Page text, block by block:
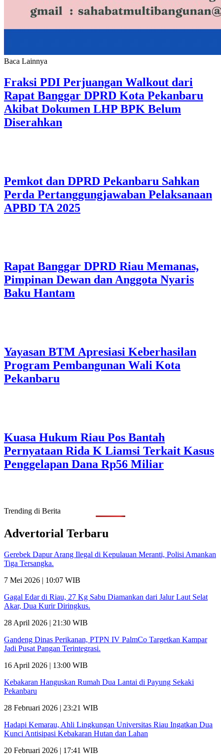
Baca Lainnya
Fraksi PDI Perjuangan Walkout dari
Rapat Banggar DPRD Kota Pekanbaru
Akibat Dokumen LHP BPK Belum
Diserahkan
Pemkot dan DPRD Pekanbaru Sahkan
Perda Pertanggungjawaban Pelaksanaan
APBD TA 2025
Rapat Banggar DPRD Riau Memanas,
Pimpinan Dewan dan Anggota Nyaris
Baku Hantam
Yayasan BTM Apresiasi Keberhasilan
Program Pembangunan Wali Kota
Pekanbaru
Kuasa Hukum Riau Pos Bantah
Pernyataan Rida K Liamsi Terkait Kasus
Penggelapan Dana Rp56 Miliar
Trending di Berita
Advertorial Terbaru
Gerebek Dapur Arang Ilegal di Kepulauan Meranti, Polisi Amankan
Tiga Tersangka.
7 Mei 2026 | 10:07 WIB
Gagal Edar di Riau, 27 Kg Sabu Diamankan dari Jalur Laut Selat
Akar, Dua Kurir Diringkus.
28 April 2026 | 21:30 WIB
Gandeng Dinas Perikanan, PTPN IV PalmCo Targetkan Kampar
Jadi Pusat Pangan Terintegrasi.
16 April 2026 | 13:00 WIB
Kebakaran Hanguskan Rumah Dua Lantai di Payung Sekaki
Pekanbaru
28 Februari 2026 | 23:21 WIB
Hadapi Kemarau, Ahli Lingkungan Universitas Riau Ingatkan Dua
Kunci Antisipasi Kebakaran Hutan dan Lahan
20 Februari 2026 | 17:41 WIB